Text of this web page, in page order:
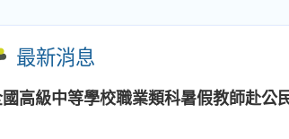
最新消息
高級中等學校職業類科暑假教師赴公